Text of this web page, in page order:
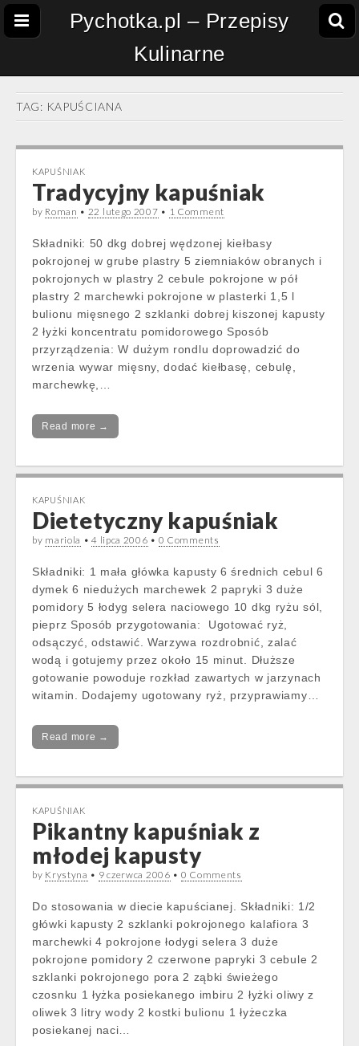
Pychotka.pl – Przepisy
Kulinarne
TAG: KAPUŚCIANA
KAPUŚNIAK
Tradycyjny kapuśniak
by Roman • 22 lutego 2007 • 1 Comment
Składniki: 50 dkg dobrej wędzonej kiełbasy
pokrojonej w grube plastry 5 ziemniaków obranych i
pokrojonych w plastry 2 cebule pokrojone w pół
plastry 2 marchewki pokrojone w plasterki 1,5 l
bulionu mięsnego 2 szklanki dobrej kiszonej kapusty
2 łyżki koncentratu pomidorowego Sposób
przyrządzenia: W dużym rondlu doprowadzić do
wrzenia wywar mięsny, dodać kiełbasę, cebulę,
marchewkę,…
Read more →
KAPUŚNIAK
Dietetyczny kapuśniak
by mariola •4 lipca 2006 • 0 Comments
Składniki: 1 mała główka kapusty 6 średnich cebul 6
dymek 6 niedużych marchewek 2 papryki 3 duże
pomidory 5 łodyg selera naciowego 10 dkg ryżu sól,
pieprz Sposób przygotowania: Ugotować ryż,
odsączyć, odstawić. Warzywa rozdrobnić, zalać
wodą i gotujemy przez około 15 minut. Dłuższe
gotowanie powoduje rozkład zawartych w jarzynach
witamin. Dodajemy ugotowany ryż, przyprawiamy…
Read more →
KAPUŚNIAK
Pikantny kapuśniak z
młodej kapusty
by Krystyna • 9 czerwca 2006 • 0 Comments
Do stosowania w diecie kapuścianej. Składniki: 1/2
główki kapusty 2 szklanki pokrojonego kalafiora 3
marchewki 4 pokrojone łodygi selera 3 duże
pokrojone pomidory 2 czerwone papryki 3 cebule 2
szklanki pokrojonego pora 2 ząbki świeżego
czosnku 1 łyżka posiekanego imbiru 2 łyżki oliwy z
oliwek 3 litry wody 2 kostki bulionu 1 łyżeczka
posiekanej naci…